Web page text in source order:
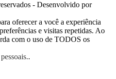
- Desenvolvido por
oferecer a você a experiência
e visitas repetidas. Ao
com o uso de TODOS os
.